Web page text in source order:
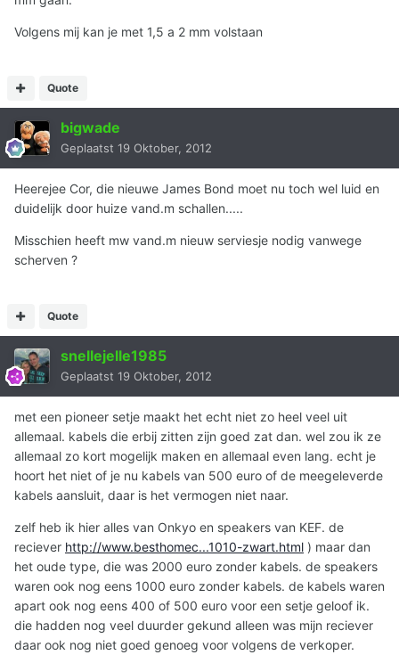
Volgens mij kan je met 1,5 a 2 mm volstaan
Quote
bigwade
Geplaatst 19 Oktober, 2012
Heerejee Cor, die nieuwe James Bond moet nu toch wel luid en
duidelijk door huize vand.m schallen.....
Misschien heeft mw vand.m nieuw serviesje nodig vanwege
scherven ?
Quote
snellejelle1985
Geplaatst 19 Oktober, 2012
met een pioneer setje maakt het echt niet zo heel veel uit
allemaal. kabels die erbij zitten zijn goed zat dan. wel zou ik ze
allemaal zo kort mogelijk maken en allemaal even lang. echt je
hoort het niet of je nu kabels van 500 euro of de meegeleverde
kabels aansluit, daar is het vermogen niet naar.
zelf heb ik hier alles van Onkyo en speakers van KEF. de
reciever http://www.besthomec...1010-zwart.html ) maar dan
het oude type, die was 2000 euro zonder kabels. de speakers
waren ook nog eens 1000 euro zonder kabels. de kabels waren
apart ook nog eens 400 of 500 euro voor een setje geloof ik.
die hadden nog veel duurder gekund alleen was mijn reciever
daar ook nog niet goed genoeg voor volgens de verkoper.